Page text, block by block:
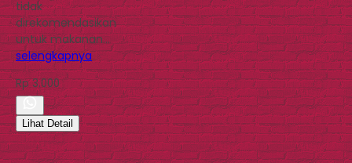
tidak
direkomendasikan
untuk makanan…
selengkapnya
Rp 3.000
Lihat Detail